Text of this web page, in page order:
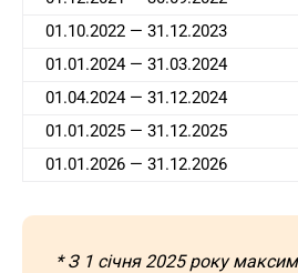
01.10.2022 — 31.12.2023
01.01.2024 — 31.03.2024
01.04.2024 — 31.12.2024
01.01.2025 — 31.12.2025
01.01.2026 — 31.12.2026
* З 1 січня 2025 року